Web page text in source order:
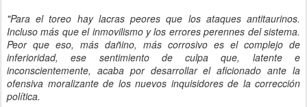
"Para el toreo hay lacras peores que los ataques antitaurinos.
Incluso más que el inmovilismo y los errores perennes del sistema.
Peor que eso, más dañino, más corrosivo es el complejo de
inferioridad, ese sentimiento de culpa que, latente e
inconscientemente, acaba por desarrollar el aficionado ante la
ofensiva moralizante de los nuevos inquisidores de la corrección
política.